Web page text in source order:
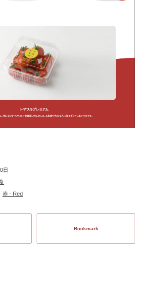
日
赤 - Red
Bookmark